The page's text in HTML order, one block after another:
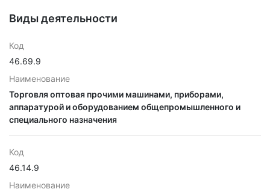
Виды деятельности
Код
46.69.9
Наименование
Торговля оптовая прочими машинами, приборами,
аппаратурой и оборудованием общепромышленного и
специального назначения
Код
46.14.9
Наименование